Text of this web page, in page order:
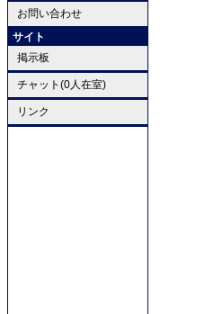
お問い合わせ
サイト
掲示板
チャット(0人在室)
リンク